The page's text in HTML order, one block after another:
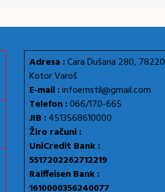
Adresa :Cara Dušana 280, 78220
Kotor Varoš
E-mail :infoemstil@gmail.com
Telefon :066/170-665
JIB :4513568610000
Žiro računi :
UniCredit Bank :
5517202262712219
Raiffeisen Bank :
1610000356240077